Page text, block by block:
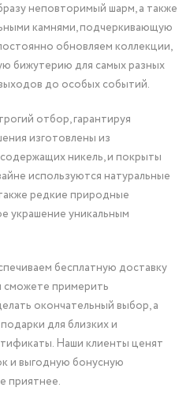
неповторимый шарм, а также
камнями, подчеркивающую
обновляем коллекции,
бижутерию для самых разных
до особых событий.
отбор, гарантируя
изготовлены из
никель, и покрыты
используются натуральные
редкие природные
украшение уникальным
бесплатную доставку
сможете примерить
окончательный выбор, а
для близких и
Наши клиенты ценят
и выгодную бонусную
приятнее.